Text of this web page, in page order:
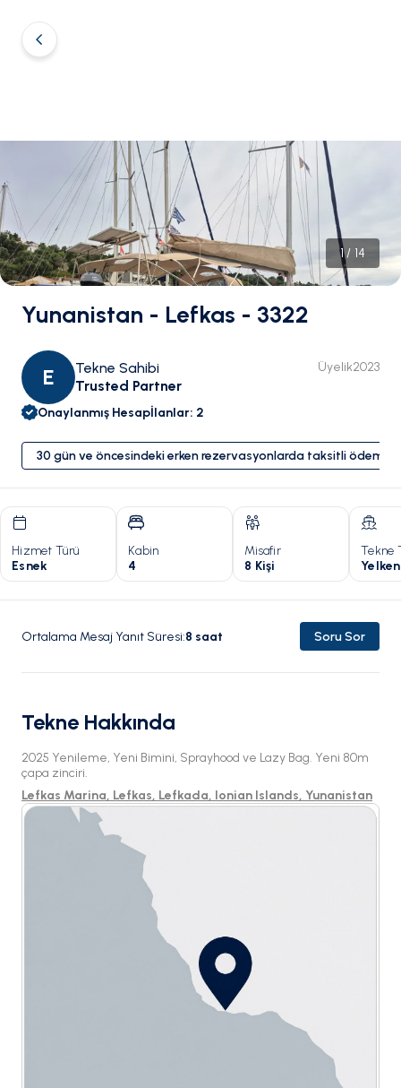
1/ 14
Yunanistan - Lefkas - 3322
E
Tekne Sahibi
Trusted Partner
Üyelik2023
Onaylanmış Hesapİlanlar: 2
30 gün ve öncesindeki erken rezervasyonlarda taksitli ödeme
Hizmet Türü
Esnek
Kabin
4
Misafir
8 Kişi
Tekne
Ortalama Mesaj Yanıt Süresi:8 saat Soru Sor
Tekne Hakkında
2025 Yenileme, Yeni Bimini, Sprayhood ve Lazy Bag. Yeni 80m
çapa zinciri.
Lefkas Marina, Lefkas, Lefkada, Ionian Islands, Yunanistan